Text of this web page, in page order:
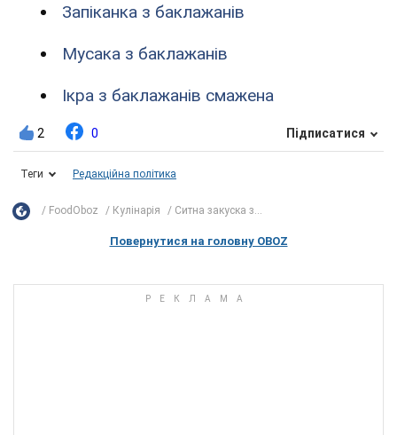
Запіканка з баклажанів
Мусака з баклажанів
Ікра з баклажанів смажена
2 0 Підписатися
Теги Редакційна політика
FoodOboz Кулінарія Ситна закуска з...
Повернутися на головну OBOZ